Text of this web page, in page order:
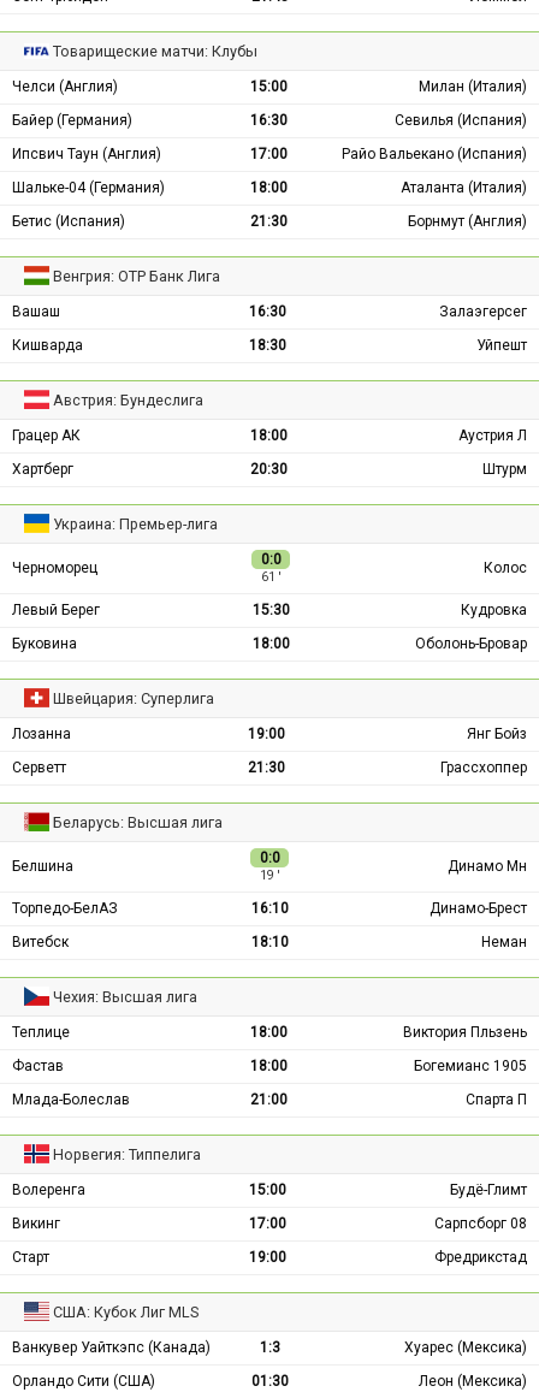
Товарищеские матчи: Клубы
Челси (Англия) 15:00
Милан (Италия)
Байер (Германия)
16:30
Севилья (Испания)
Ипсвич Таун (Англия)
17:00
Райо Вальекано (Испания)
Шальке-04 (Германия)
18:00
Аталанта (Италия)
Бетис (Испания)
21:30 Борнмут (Англия)
Венгрия: ОТР Банк Лига
Вашаш 16:30
Залаэгерсег
Кишварда
18:30 Уйпешт
Австрия: Бундеслига
Грацер АК 18:00
Аустрия Л
Хартберг
20:30 Штурм
Украина: Премьер-лига
Черноморец 0:0
61 ′
Колос
Левый Берег 15:30
Кудровка
Буковина
18:00 Оболонь-Бровар
Швейцария: Суперлига
Лозанна 19:00
Янг Бойз
Серветт
21:30 Грассхоппер
Беларусь: Высшая лига
Белшина 0:0
19 ′
Динамо Мн
Торпедо-БелАЗ 16:10
Динамо-Брест
Витебск
18:10 Неман
Чехия: Высшая лига
Теплице 18:00
Виктория Пльзень
Фастав
18:00
Богемианс 1905
Млада-Болеслав
21:00 Спарта П
Норвегия: Типпелига
Волеренга 15:00
Будё-Глимт
Викинг
17:00
Сарпсборг 08
Старт
19:00 Фредрикстад
США: Кубок Лиг MLS
Ванкувер Уайткэпс (Канада) 1:3
Хуарес (Мексика)
Орландо Сити (США)
01:30
Леон (Мексика)